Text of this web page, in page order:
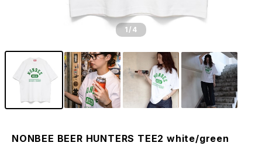
1/4
NONBEE BEER HUNTERS TEE2 white/green